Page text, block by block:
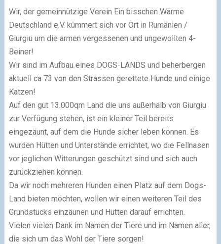
Wir, der gemeinnützige Verein Ein bisschen Wärme
Deutschland e.V. kümmert sich vor Ort in Rumänien /
Giurgiu um die armen vergessenen und ungewollten 4-
Beiner!
Wir sind im Aufbau eines DOGS-LANDS und beherbergen
aktuell ca 73 von den Strassen gerettete Hunde und einige
Katzen!
Auf den gut 13.000qm Land die uns außerhalb von Giurgiu
zur Verfügung stehen, ist ein kleiner Teil bereits
eingezäunt, auf dem die Hunde sicher leben können. Es
wurden Hütten und Unterstände errichtet, wo die Fellnasen
vor jeglichen Witterungen geschützt sind und sich auch
zurückziehen können.
Da wir noch mehreren Hunden einen Platz auf dem Dogs-
Land bieten möchten, wollen wir einen weiteren Teil des
Grundstücks einzäunen und Hütten darauf errichten.
Vielen vielen Dank im Namen der Tiere und im Namen aller,
die sich um das Wohl der Tiere sorgen!